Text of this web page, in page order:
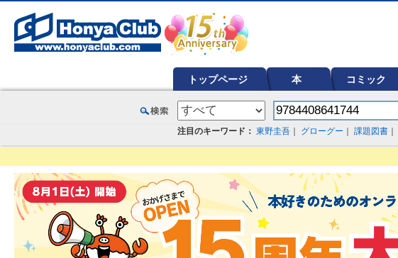
トップページ 本 コミック
注目のキーワード： 東野圭吾 グローグー 課題図書